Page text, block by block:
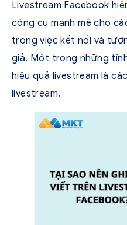
Livestream Facebook
công cụ mạnh mẽ cho
trong việc kết nối và
giả. Một trong những
hiệu quả livestream là
livestream.